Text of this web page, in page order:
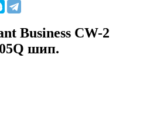
Business CW-2
шип.